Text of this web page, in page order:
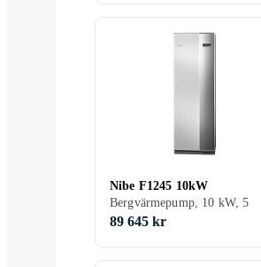
Nibe F1245 10kW
Bergvärmepump, 10 kW, 5
89 645 kr